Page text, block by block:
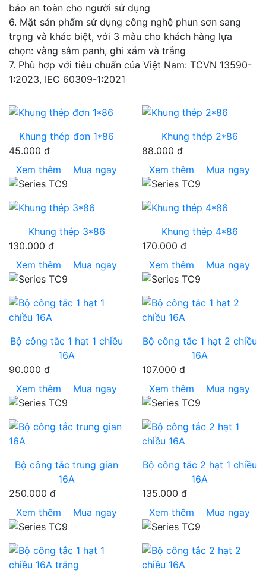
bảo an toàn cho người sử dụng
6. Mặt sản phẩm sử dụng công nghệ phun sơn sang
trọng và khác biệt, với 3 màu cho khách hàng lựa
chọn: vàng sâm panh, ghi xám và trắng
7. Phù hợp với tiêu chuẩn của Việt Nam: TCVN 13590-
1:2023, IEC 60309-1:2021
Khung thép đơn 1*86
45.000 đ
Xem thêm
Mua ngay
Khung thép 2*86
88.000 đ
Xem thêm
Mua ngay
Khung thép 3*86
130.000 đ
Xem thêm
Mua ngay
Khung thép 4*86
170.000 đ
Xem thêm
Mua ngay
Bộ công tắc 1 hạt 1 chiều
16A
90.000 đ
Xem thêm
Mua ngay
Bộ công tắc 1 hạt 2 chiều
16A
107.000 đ
Xem thêm
Mua ngay
Bộ công tắc trung gian
16A
250.000 đ
Xem thêm
Mua ngay
Bộ công tắc 2 hạt 1 chiều
16A
135.000 đ
Xem thêm
Mua ngay